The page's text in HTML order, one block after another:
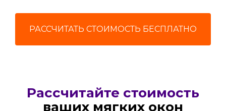
РАССЧИТАТЬ СТОИМОСТЬ БЕСПЛАТНО
Рассчитайте стоимость
ваших мягких окон